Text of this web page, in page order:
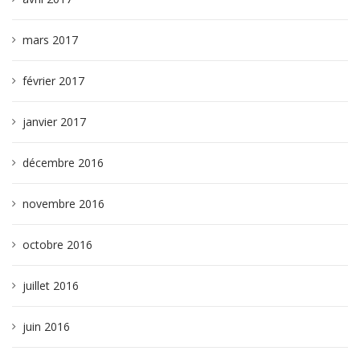
mars 2017
février 2017
janvier 2017
décembre 2016
novembre 2016
octobre 2016
juillet 2016
juin 2016